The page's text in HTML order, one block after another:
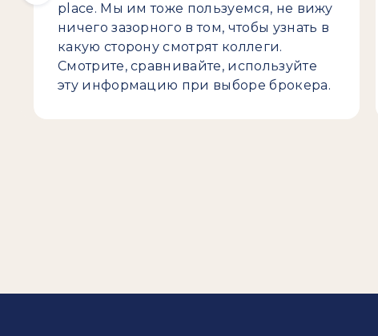
place. Мы им тоже пользуемся, не вижу
ничего зазорного в том, чтобы узнать в
какую сторону смотрят коллеги.
Смотрите, сравнивайте, используйте
эту информацию при выборе брокера.